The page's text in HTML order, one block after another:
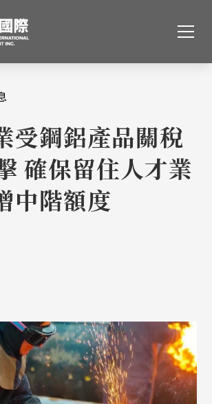
受鋼鋁產品關稅
確保留住人才業
中階額度